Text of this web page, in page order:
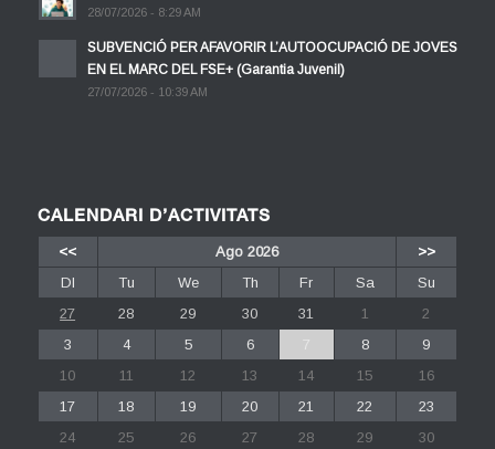
28/07/2026 - 8:29 AM
SUBVENCIÓ PER AFAVORIR L’AUTOOCUPACIÓ DE JOVES
EN EL MARC DEL FSE+ (Garantia Juvenil)
27/07/2026 - 10:39 AM
CALENDARI D’ACTIVITATS
<< Ago 2026
>>
Dl
Tu We Th Fr Sa
Su
27
28 29 30 31 1
2
3
4 5 6 7 8
9
10
11 12 13 14 15
16
17
18 19 20 21 22
23
24
25 26 27 28 29
30